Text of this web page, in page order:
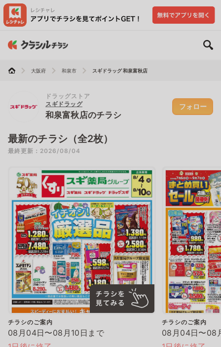
大阪府 和泉市 スギドラッグ 和泉富秋店
ドラッグストア
スギドラッグ
和泉富秋店のチラシ
フォロー
最新のチラシ（全2枚）
最終更新：2026/08/04
チラシのご案内
08月04日〜08月10日まで
チラシのご案内
08月04日〜08